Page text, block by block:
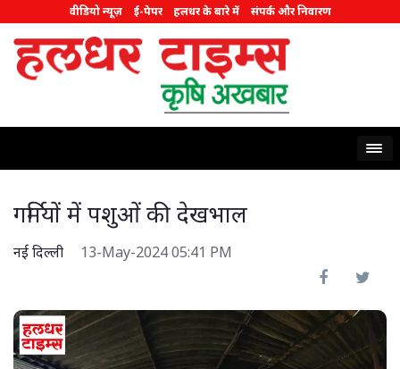
वीडियो न्यूज़ ई-पेपर हलधर के बारे में संपर्क और निवारण
गर्मियों में पशुओं की देखभाल
नई दिल्ली 13-May-2024 05:41 PM